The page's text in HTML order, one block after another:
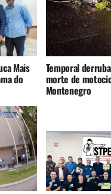
Mais
do
Temporal
morte de
Montenegro